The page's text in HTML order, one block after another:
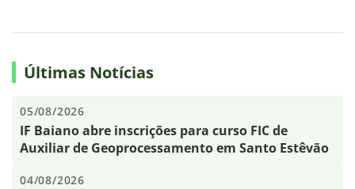
Últimas Notícias
05/08/2026
IF Baiano abre inscrições para curso FIC de
Auxiliar de Geoprocessamento em Santo Estêvão
04/08/2026